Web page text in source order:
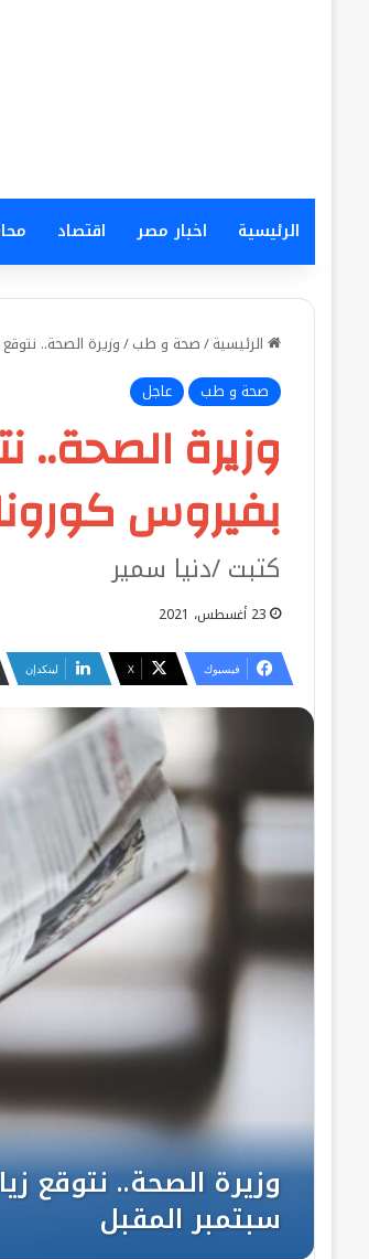
الرئيسية اخبار مصر اقتصاد
الرئيسية/صحة و طب/وزيرة الصحة..
صحة و طب
عاجل
وزيرة الصحة..
بفيروس
كتبت /دنيا سمير
23 أغسطس، 2021
فيسبوك ‫X لينكدإن